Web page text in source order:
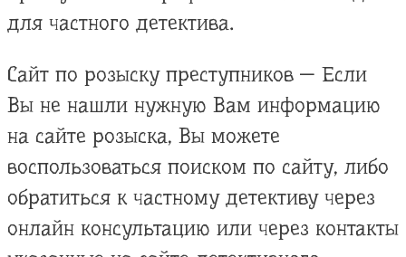
для частного детектива.
Сайт по розыску преступников — Если
Вы не нашли нужную Вам информацию
на сайте розыска, Вы можете
воспользоваться поиском по сайту, либо
обратиться к частному детективу через
онлайн консультацию или через контакты